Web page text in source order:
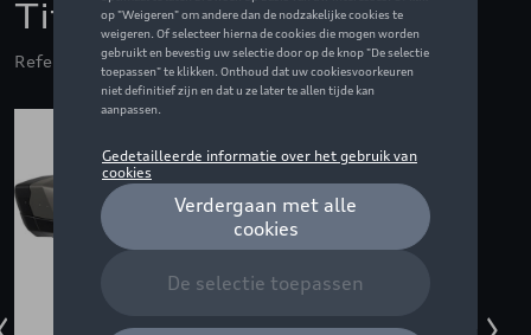
Titan Matte
Referentie: THU613500